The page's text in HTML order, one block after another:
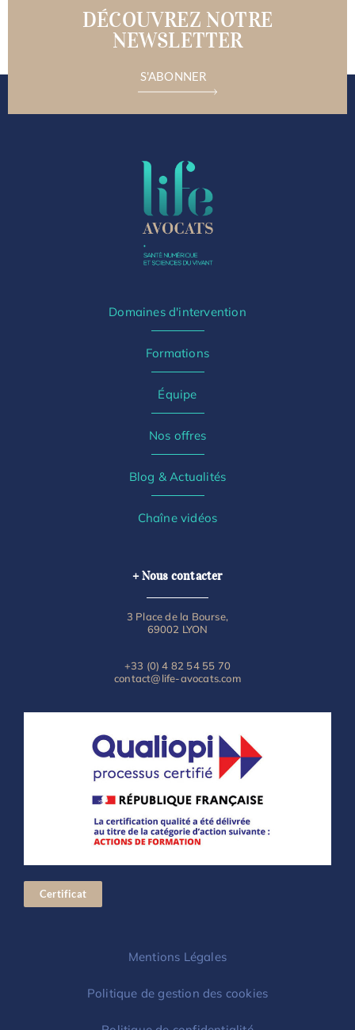
DÉCOUVREZ NOTRE
NEWSLETTER
S'ABONNER
Domaines d'intervention
Formations
Équipe
Nos offres
Blog & Actualités
Chaîne vidéos
+ Nous contacter
3 Place de la Bourse,
69002 LYON
+33 (0) 4 82 54 55 70
contact@life-avocats.com
Certificat
Mentions Légales
Politique de gestion des cookies